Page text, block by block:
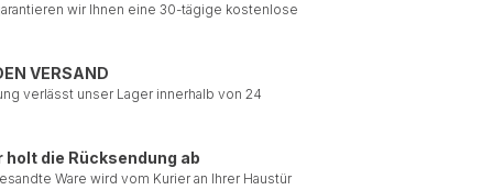
wir Ihnen eine 30-tägige kostenlose
VERSAND
verlässt unser Lager innerhalb von 24
holt die Rücksendung ab
Ware wird vom Kurier an Ihrer Haustür